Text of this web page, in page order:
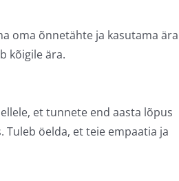
oma õnnetähte ja kasutama ära
kõigile ära.
et tunnete end aasta lõpus
öelda, et teie empaatia ja